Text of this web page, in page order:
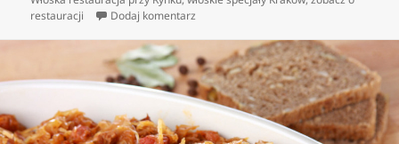
restauracji
Dodaj komentarz